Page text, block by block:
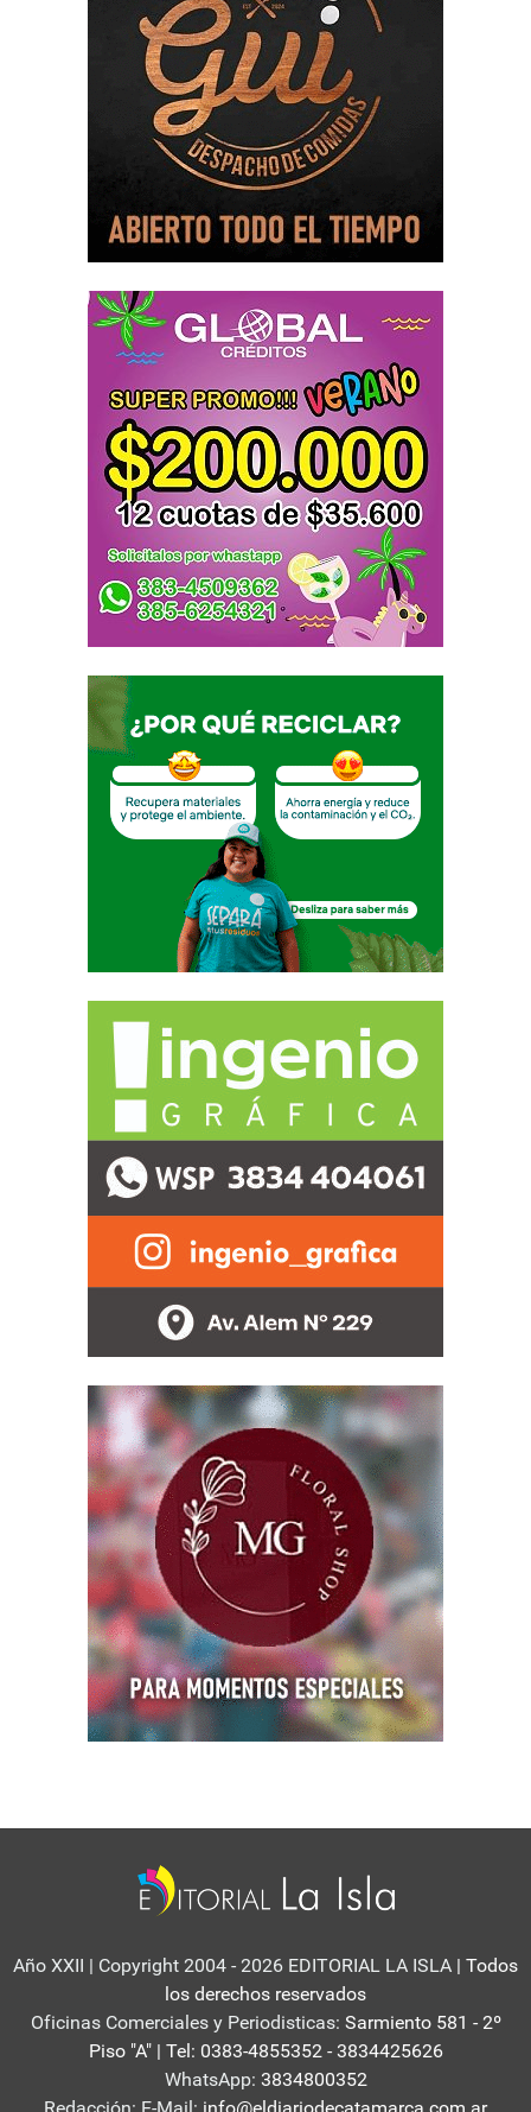
Año XXII | Copyright 2004 - 2026 EDITORIAL LA ISLA | Todos
los derechos reservados
Oficinas Comerciales y Periodisticas: Sarmiento 581 - 2º
Piso "A" | Tel: 0383-4855352 - 3834425626
WhatsApp: 3834800352